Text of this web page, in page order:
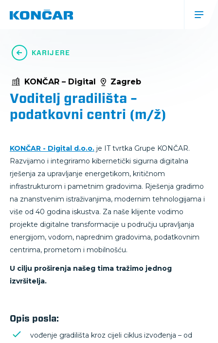
navigacija
KARIJERE
KONČAR – Digital Zagreb
Voditelj gradilišta –
podatkovni centri (m/ž)
KONČAR - Digital d.o.o. je IT tvrtka Grupe KONČAR.
Razvijamo i integriramo kibernetički sigurna digitalna
rješenja za upravljanje energetikom, kritičnom
infrastrukturom i pametnim gradovima. Rješenja gradimo
na znanstvenim istraživanjima, modernim tehnologijama i
više od 40 godina iskustva. Za naše klijente vodimo
projekte digitalne transformacije u području upravljanja
energijom, vodom, naprednim gradovima, podatkovnim
centrima, prometom i mobilnošću.
U cilju proširenja našeg tima tražimo jednog
izvršitelja.
Opis posla:
vođenje gradilišta kroz cijeli ciklus izvođenja – od